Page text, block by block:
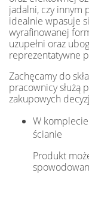
jadalni, czy innym
idealnie wpasuje
wyrafinowanej
uzupełni oraz
reprezentatywne
Zachęcamy do
pracownicy służą
zakupowych
W
ścianie
Produkt